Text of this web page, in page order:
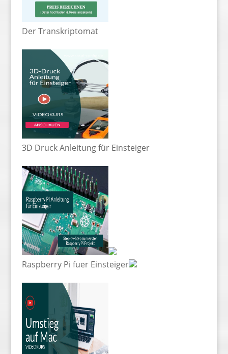
Der Transkriptomat
3D Druck Anleitung für Einsteiger
Raspberry Pi fuer Einsteiger